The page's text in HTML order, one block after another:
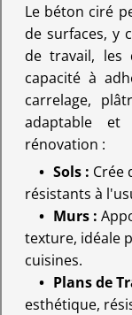
Le béton ciré
de surfaces, y
de travail, les
capacité à
carrelage,
adaptable
rénovation :
Sols : Crée
résistants à
Murs :
texture, idéale
cuisines.
Plans de
esthétique,